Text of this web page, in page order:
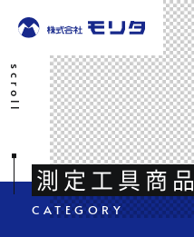
scroll
測定工具商